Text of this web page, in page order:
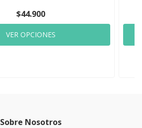
$44.900
VER OPCIONES
Sobre Nosotros